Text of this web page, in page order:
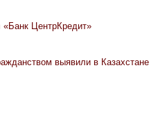
ЦентрКредит»
выявили в Казахстане